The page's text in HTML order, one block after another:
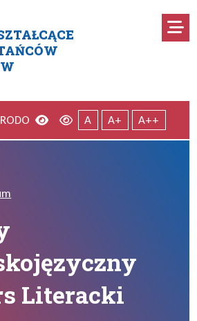
RODO Wersja kontrastowa
Wersja domyślna
A A+ A++
Literacki